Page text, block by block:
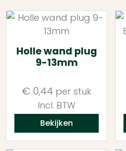
Holle wand plug
9-13mm
€ 0,44 per stuk
Incl. BTW
Bekijken